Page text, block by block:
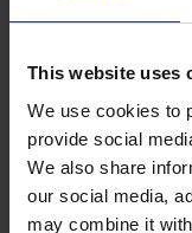
This website uses
We use cookies to
provide social
We also share
our social media,
may combine it